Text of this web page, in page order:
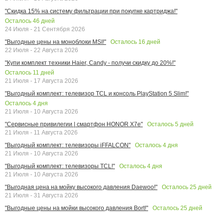
"Скидка 15% на систему фильтрации при покупке картриджа!"
Осталось 46 дней
24 Июля - 21 Сентября 2026
"Выгодные цены на моноблоки MSI!"
Осталось 16 дней
22 Июля - 22 Августа 2026
"Купи комплект техники Haier, Candy - получи скидку до 20%!"
Осталось 11 дней
21 Июля - 17 Августа 2026
"Выгодный комплект: телевизор TCL и консоль PlayStation 5 Slim!"
Осталось 4 дня
21 Июля - 10 Августа 2026
"Сервисные привилегии | смартфон HONOR X7e"
Осталось 5 дней
21 Июля - 11 Августа 2026
"Выгодный комплект: телевизоры iFFALCON"
Осталось 4 дня
21 Июля - 10 Августа 2026
"Выгодный комплект: телевизоры TCL!"
Осталось 4 дня
21 Июля - 10 Августа 2026
"Выгодная цена на мойку высокого давления Daewoo!"
Осталось 25 дней
21 Июля - 31 Августа 2026
"Выгодные цены на мойки высокого давления Bort!"
Осталось 25 дней